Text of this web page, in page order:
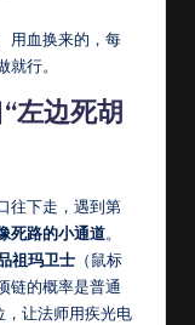
用血换来的，每
行。
左边死胡
往下走，遇到第
死路的小通道。
祖玛卫士 （鼠标
链的概率是普通
让法师用疾光电